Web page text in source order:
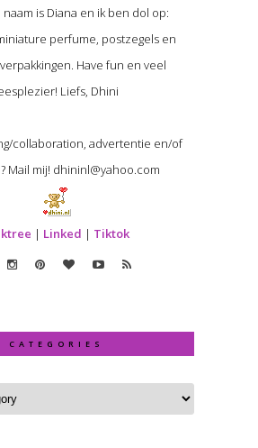
is Diana en ik ben dol op:
perfume, postzegels en
Have fun en veel
Liefs, Dhini
collaboration, advertentie en/of
Mail mij! dhininl@yahoo.com
| Linked | Tiktok
CATEGORIES